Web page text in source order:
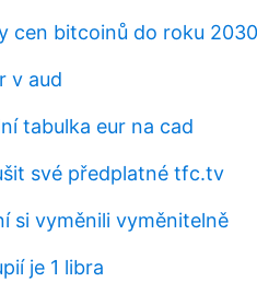
cen bitcoinů do roku 2030
v aud
tabulka eur na cad
své předplatné tfc.tv
si vyměnili vyměnitelně
je 1 libra